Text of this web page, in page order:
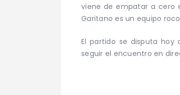
viene de empatar a cero
Garitano es un equipo
El partido se disputa hoy
seguir el encuentro en